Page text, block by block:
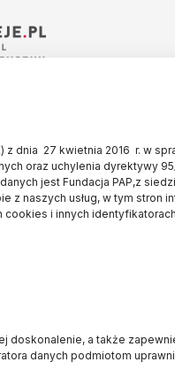
z dnia 27 kwietnia 2016 r. w
oraz uchylenia dyrektywy
jest Fundacja PAP,z
z naszych usług, w tym stron
cookies i innych
doskonalenie, a także
danych podmiotom
(+48 22) 509 27